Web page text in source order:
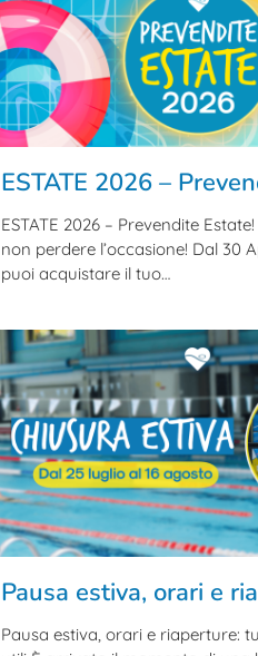
ESTATE 2026 –
ESTATE 2026 – Prevendite
non perdere l’occasione! Dal 30
puoi acquistare il tuo…
Pausa estiva, orari e
Pausa estiva, orari e riaperture: